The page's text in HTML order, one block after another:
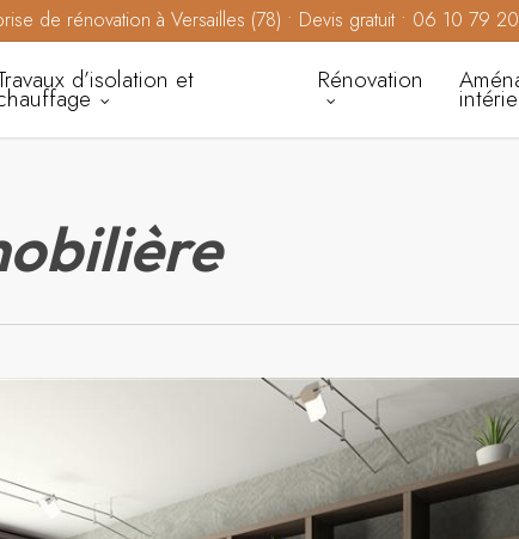
de rénovation à Versailles (78) • Devis gratuit • 06 10 79
d’isolation et Rénovation